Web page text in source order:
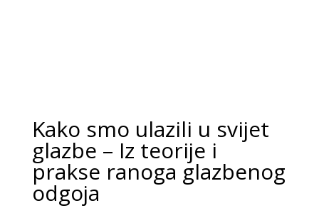
Kako smo ulazili u svijet
glazbe – Iz teorije i
prakse ranoga glazbenog
odgoja